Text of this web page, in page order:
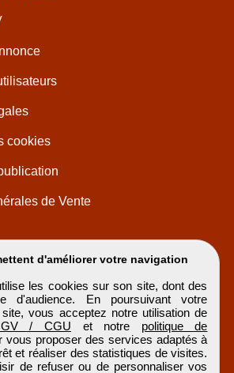
d'améliorer votre navigation
les cookies sur son site, dont des
d'audience. En poursuivant votre
vous acceptez notre utilisation de
/ CGU et notre politique de
vous proposer des services adaptés à
et réaliser des statistiques de visites.
de refuser ou de personnaliser vos
cookies
de Vente